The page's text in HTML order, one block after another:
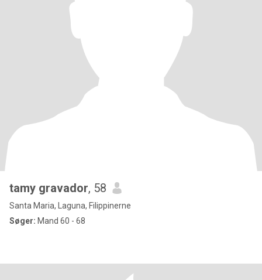
tamy gravador, 58
Santa Maria, Laguna, Filippinerne
Søger: Mand 60 - 68